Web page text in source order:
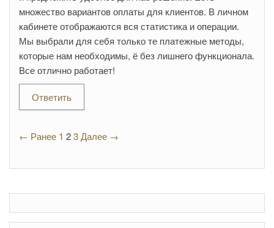
множество вариантов оплаты для клиентов. В личном
кабинете отображаются вся статистика и операции.
Мы выбрали для себя только те платежные методы,
которые нам необходимы, ё без лишнего функционала.
Все отлично работает!
Ответить
← Ранее 1 23Далее →